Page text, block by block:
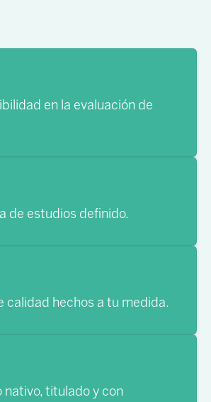
en la evaluación de
de estudios definido.
calidad hechos a tu medida.
nativo, titulado y con